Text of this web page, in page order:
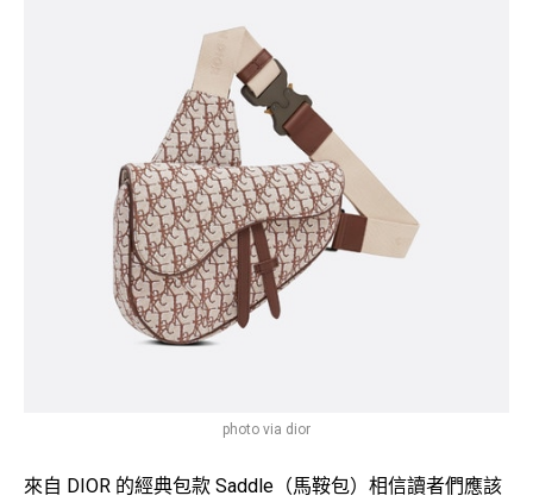
photo via dior
來自 DIOR 的經典包款 Saddle（馬鞍包）相信讀者們應該